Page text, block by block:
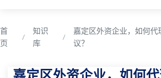
首
页
知识
库
嘉定区外资企业，如何
议？